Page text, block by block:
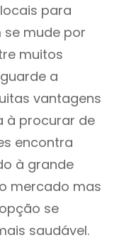
para
se mude por
muitos
a
vantagens
à procurar de
encontra
à grande
mercado mas
se
saudável.